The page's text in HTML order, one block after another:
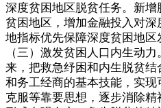
深度贫困地区脱贫任务。新
贫困地区，增加金融投入对
地指标优先保障深度贫困地区
（三）激发贫困人口内生动
来，把救急纾困和内生脱贫
和务工经商的基本技能，实
克服等靠要思想，逐步消除